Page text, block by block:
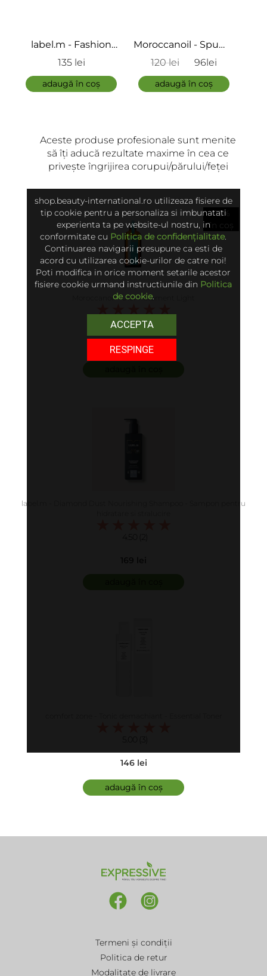
ADAUGĂ
- Fashion
styling
coafat
adaugă în coș
Moroccanoil - Spuma
pentru Par Cret -
96lei
adaugă în coș
Previa -
adaugă
Aceste produse profesionale sunt menite
să îți aducă rezultate maxime în cea ce
privește îngrijirea corupui/părului/feței
-15%
în coș
Moroccanoil - Ulei Tratament Light
5.00 (6)
250 lei
label.m - Diamond Dust Nourishing Shampoo - Sampon pentru
4.50 (2)
5.00 (3)
146 lei
adaugă în coș
Termeni și condiții
Politica de retur
Modalitate de livrare
shop.beauty-international.ro utilizeaza fisiere de
tip cookie pentru a personaliza si imbunatati
experienta ta pe website-ul nostru, in
conformitate cu Politica de confidențialitate.
Continuarea navigarii presupune ca esti de
acord cu utilizarea cookie-urilor de catre noi!
Poti modifica in orice moment setarile acestor
fisiere cookie urmand instructiunile din Politica
de cookie.
ACCEPTA
RESPINGE